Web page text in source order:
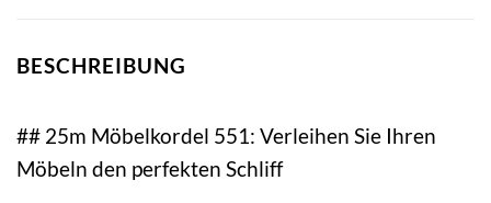
BESCHREIBUNG
## 25m Möbelkordel 551: Verleihen Sie Ihren
Möbeln den perfekten Schliff